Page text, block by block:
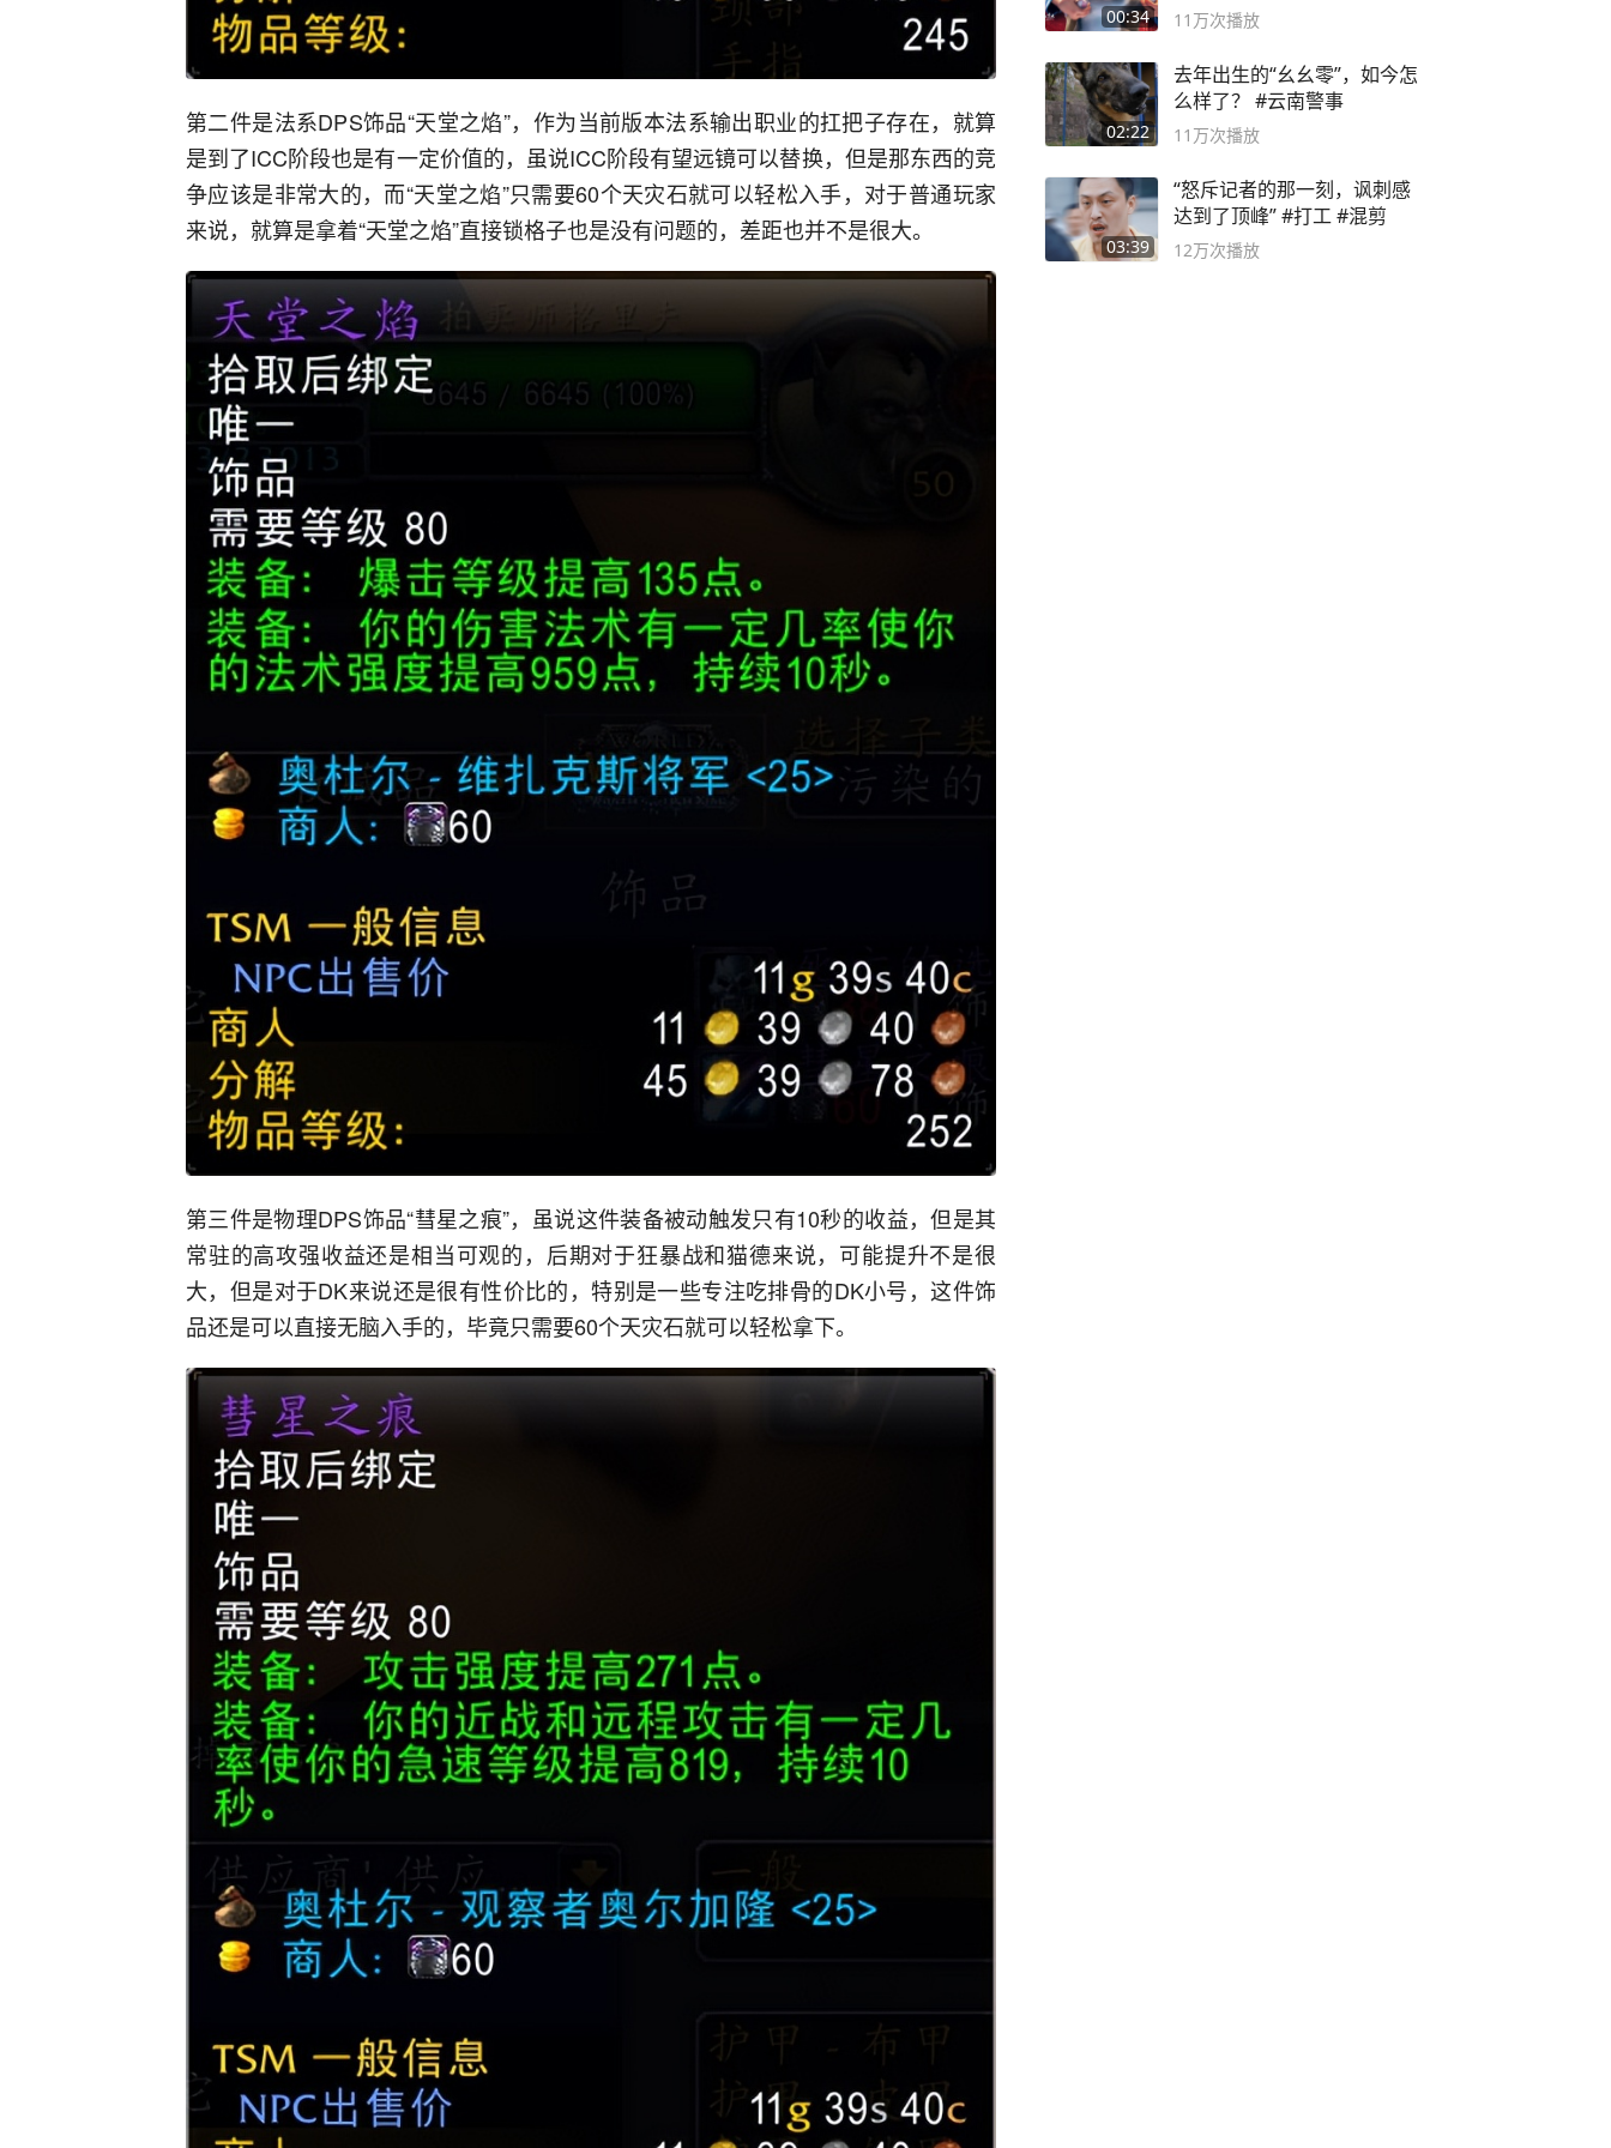
第二件是法系DPS饰品“天堂之焰”，作为当前版本法系输出职业的扛把子存在，就算
是到了ICC阶段也是有一定价值的，虽说ICC阶段有望远镜可以替换，但是那东西的竞
争应该是非常大的，而“天堂之焰”只需要60个天灾石就可以轻松入手，对于普通玩家
来说，就算是拿着“天堂之焰”直接锁格子也是没有问题的，差距也并不是很大。
第三件是物理DPS饰品“彗星之痕”，虽说这件装备被动触发只有10秒的收益，但是其
常驻的高攻强收益还是相当可观的，后期对于狂暴战和猫德来说，可能提升不是很
大，但是对于DK来说还是很有性价比的，特别是一些专注吃排骨的DK小号，这件饰
品还是可以直接无脑入手的，毕竟只需要60个天灾石就可以轻松拿下。
00:34 11万次播放
02:22
去年出生的“幺幺零”，如今怎
么样了？ #云南警事
11万次播放
03:39
“怒斥记者的那一刻，讽刺感
达到了顶峰” #打工 #混剪
12万次播放